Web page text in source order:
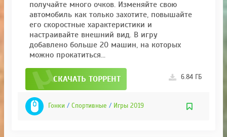
получайте много очков. Изменяйте свою
автомобиль как только захотите, повышайте
его скоростные характеристики и
настраивайте внешний вид. В игру
добавлено больше 20 машин, на которых
можно прокатиться...
СКАЧАТЬ ТОРРЕНТ 6.84 ГБ
Гонки / Спортивные / Игры 2019